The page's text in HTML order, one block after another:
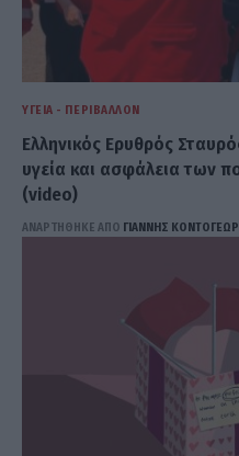
ΥΓΕΊΑ - ΠΕΡΙΒΆΛΛΟΝ
Ελληνικός Ερυθρός
υγεία και ασφάλεια των
(video)
ΑΝΑΡΤΗΘΗΚΕ ΑΠΟ ΓΙΆΝΝΗΣ